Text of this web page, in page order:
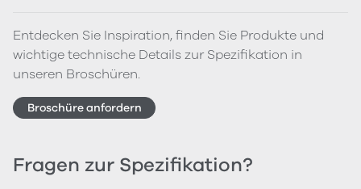
Entdecken Sie Inspiration, finden Sie Produkte und
wichtige technische Details zur Spezifikation in
unseren Broschüren.
Broschüre anfordern
Fragen zur Spezifikation?